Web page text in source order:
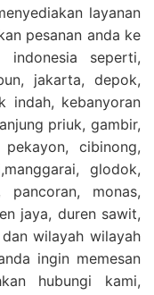
layanan
pesanan anda ke
seperti,
jakarta, depok,
indah, kebanyoran
priuk, gambir,
cibinong,
glodok,
monas,
jaya, duren sawit,
wilayah wilayah
ingin memesan
hubungi kami,